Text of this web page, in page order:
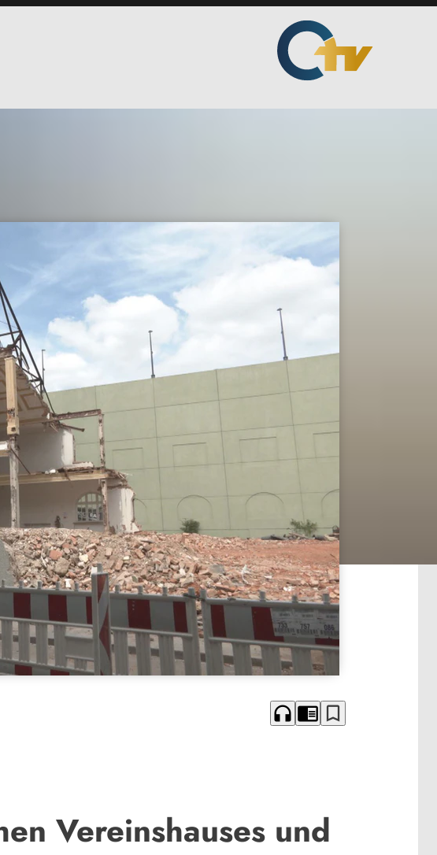
headphones chrome_reader_mode bookmark_border
Vereinshauses und